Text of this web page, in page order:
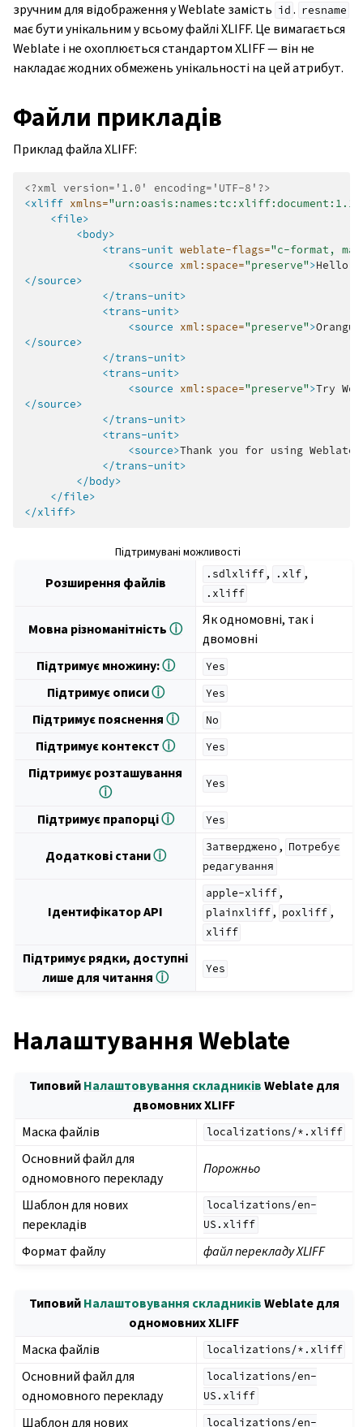
зручним для відображення у Weblate замість id . resname
має бути унікальним у всьому файлі XLIFF. Це вимагається
Weblate і не охоплюється стандартом XLIFF — він не
накладає жодних обмежень унікальності на цей атрибут.
Файли прикладів
Приклад файла XLIFF:
<?xml version='1.0' encoding='UTF-8'?>
<xliff xmlns="urn:oasis:names:tc:xliff:document:1.1"
<file>
<body>
<trans-unit weblate-flags="c-format,
<source xml:space="preserve">Hello,
</source>
</trans-unit>
<trans-unit>
<source xml:space="preserve">
</source>
</trans-unit>
<trans-unit>
<source xml:space="preserve">Try
</source>
</trans-unit>
<trans-unit>
<source>Thank you for using Weblate.
</trans-unit>
</body>
</file>
</xliff>
Підтримувані можливості
Розширення файлів
.sdlxliff , .xlf ,
.xliff
Мовна різноманітністьⓘ
Як одномовні, так і
двомовні
Підтримує множину:ⓘ Yes
Підтримує описиⓘ Yes
Підтримує поясненняⓘ No
Підтримує контекстⓘ Yes
Підтримує розташування
ⓘ
Yes
Підтримує прапорціⓘ Yes
Додаткові станиⓘ
Затверджено , Потребує
редагування
Ідентифікатор API
apple-xliff ,
plainxliff , poxliff ,
xliff
Підтримує рядки, доступні
лише для читанняⓘ
Yes
Налаштування Weblate
ТиповийНалаштовування складниківWeblate для
двомовних XLIFF
Маска файлів
localizations/*.xliff
Основний файл для
одномовного перекладу
Порожньо
Шаблон для нових
перекладів
localizations/en-
US.xliff
Формат файлу файл перекладу XLIFF
ТиповийНалаштовування складниківWeblate для
одномовних XLIFF
Маска файлів
localizations/*.xliff
Основний файл для
одномовного перекладу
localizations/en-
US.xliff
Шаблон для нових localizations/en-